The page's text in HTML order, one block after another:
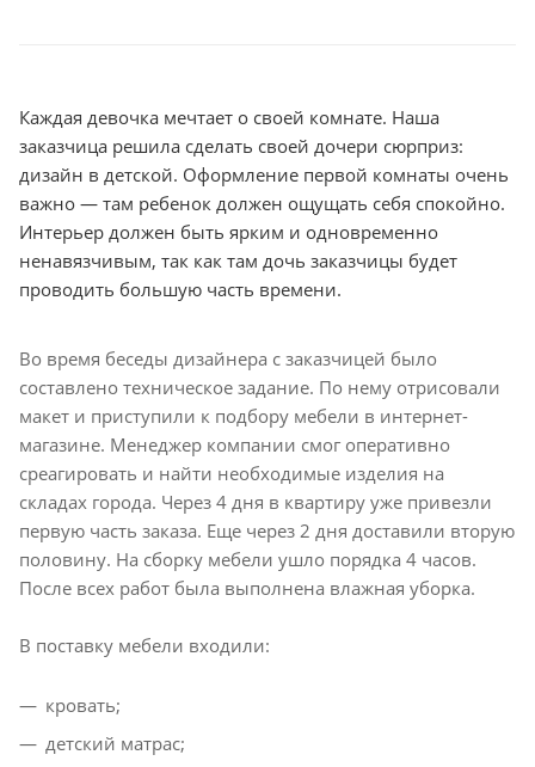
Каждая девочка мечтает о своей комнате. Наша
заказчица решила сделать своей дочери сюрприз:
дизайн в детской. Оформление первой комнаты очень
важно — там ребенок должен ощущать себя спокойно.
Интерьер должен быть ярким и одновременно
ненавязчивым, так как там дочь заказчицы будет
проводить большую часть времени.
Во время беседы дизайнера с заказчицей было
составлено техническое задание. По нему отрисовали
макет и приступили к подбору мебели в интернет-
магазине. Менеджер компании смог оперативно
среагировать и найти необходимые изделия на
складах города. Через 4 дня в квартиру уже привезли
первую часть заказа. Еще через 2 дня доставили вторую
половину. На сборку мебели ушло порядка 4 часов.
После всех работ была выполнена влажная уборка.
В поставку мебели входили:
кровать;
детский матрас;